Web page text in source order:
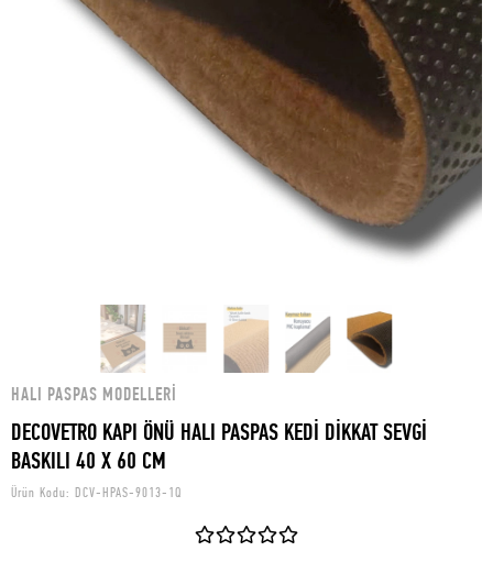
HALI PASPAS MODELLERI
DECOVETRO KAPI ÖNÜ HALI PASPAS KEDİ DİKKAT SEVGİ
BASKILI 40 X 60 CM
Ürün Kodu: DCV-HPAS-9013-1Q